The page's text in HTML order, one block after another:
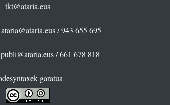
tkt@ataria.eus
ataria@ataria.eus/ 943 655 695
publi@ataria.eus/ 661 678 818
garatua